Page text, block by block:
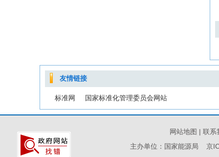
友情链接
标准网 国家标准化管理委员会网站